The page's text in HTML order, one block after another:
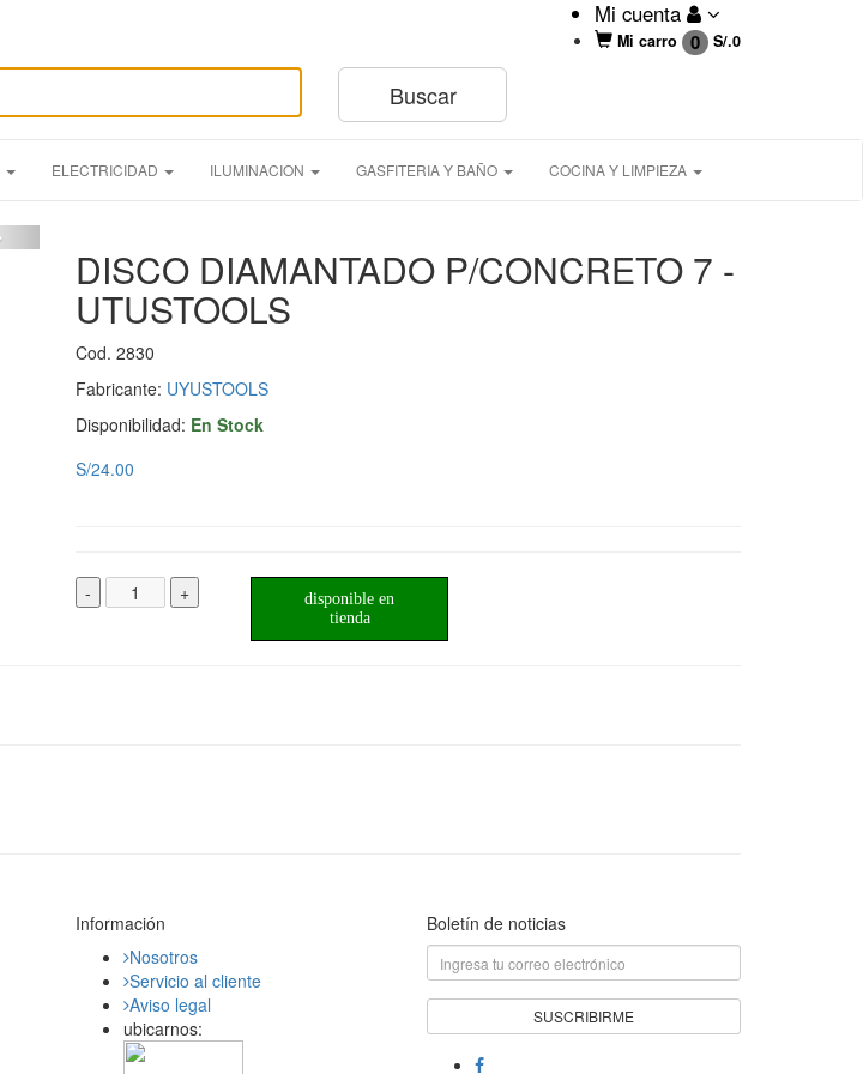
Mi cuenta
Mi carro 0 S/.0
ELECTRICIDAD ILUMINACION GASFITERIA Y BAÑO COCINA Y LIMPIEZA
DISCO DIAMANTADO P/CONCRETO 7 -
UTUSTOOLS
Cod. 2830
Fabricante: UYUSTOOLS
Disponibilidad: En Stock
S/24.00
- +
disponible en
tienda
Información
Nosotros
Servicio al cliente
Aviso legal
ubicarnos:
Boletín de noticias